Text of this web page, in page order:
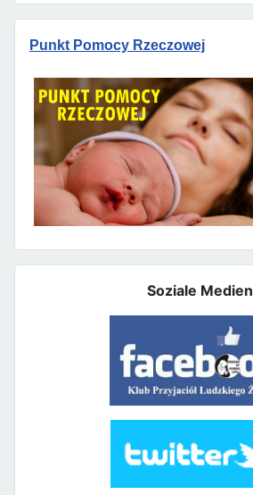
Punkt Pomocy Rzeczowej
Soziale Medien